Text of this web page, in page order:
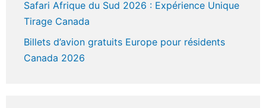
Safari Afrique du Sud 2026 : Expérience Unique
Tirage Canada
Billets d’avion gratuits Europe pour résidents
Canada 2026